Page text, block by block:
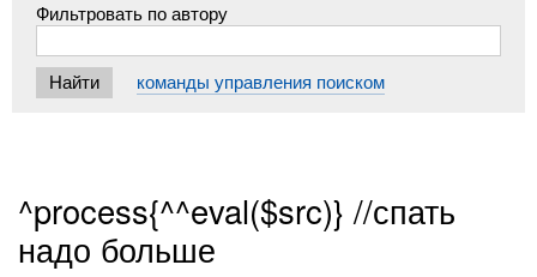
Фильтровать по автору
команды управления поиском
^process{^^eval($src)} //спать
надо больше